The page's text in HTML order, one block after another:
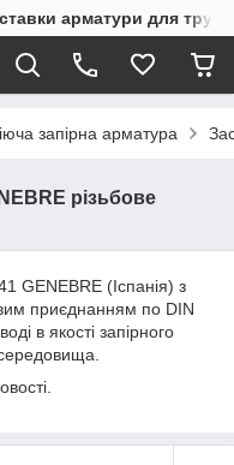
арматури для
запірна арматура
різьбове
GENEBRE (Іспанія) з
приєднанням по DIN
в якості запірного